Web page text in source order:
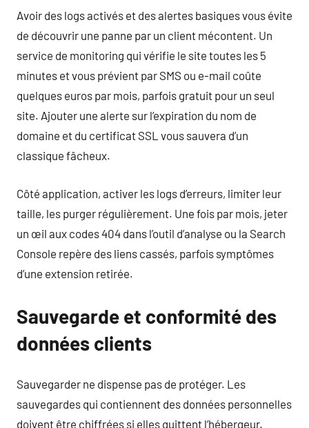
Avoir des logs activés et des alertes basiques vous évite
de découvrir une panne par un client mécontent. Un
service de monitoring qui vérifie le site toutes les 5
minutes et vous prévient par SMS ou e-mail coûte
quelques euros par mois, parfois gratuit pour un seul
site. Ajouter une alerte sur l’expiration du nom de
domaine et du certificat SSL vous sauvera d’un
classique fâcheux.
Côté application, activer les logs d’erreurs, limiter leur
taille, les purger régulièrement. Une fois par mois, jeter
un œil aux codes 404 dans l’outil d’analyse ou la Search
Console repère des liens cassés, parfois symptômes
d’une extension retirée.
Sauvegarde et conformité des
données clients
Sauvegarder ne dispense pas de protéger. Les
sauvegardes qui contiennent des données personnelles
doivent être chiffrées si elles quittent l’hébergeur.